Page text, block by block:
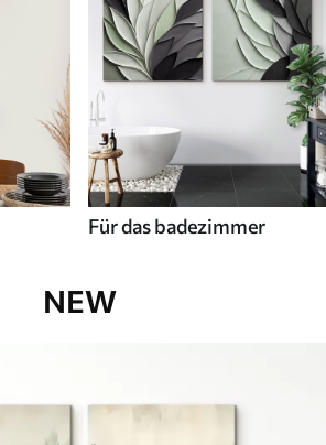
Für das badezimmer
NEW